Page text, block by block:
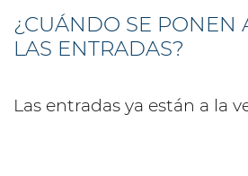
¿CUÁNDO SE PONEN
LAS ENTRADAS?
Las entradas ya están a la